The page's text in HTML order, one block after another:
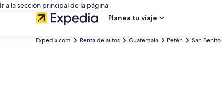
Ir a la sección principal de la página
Planea tu viaje
Expedia.com Renta de autos Guatemala Petén San Benito